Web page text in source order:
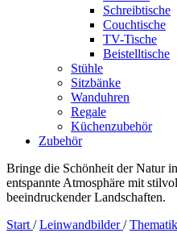
Schreibtische
Couchtische
TV-Tische
Beistelltische
Stühle
Sitzbänke
Wanduhren
Regale
Küchenzubehör
Zubehör
Bringe die Schönheit der Natur
entspannte Atmosphäre mit
beeindruckender Landschaften.
Start / Leinwandbilder/ Thematik